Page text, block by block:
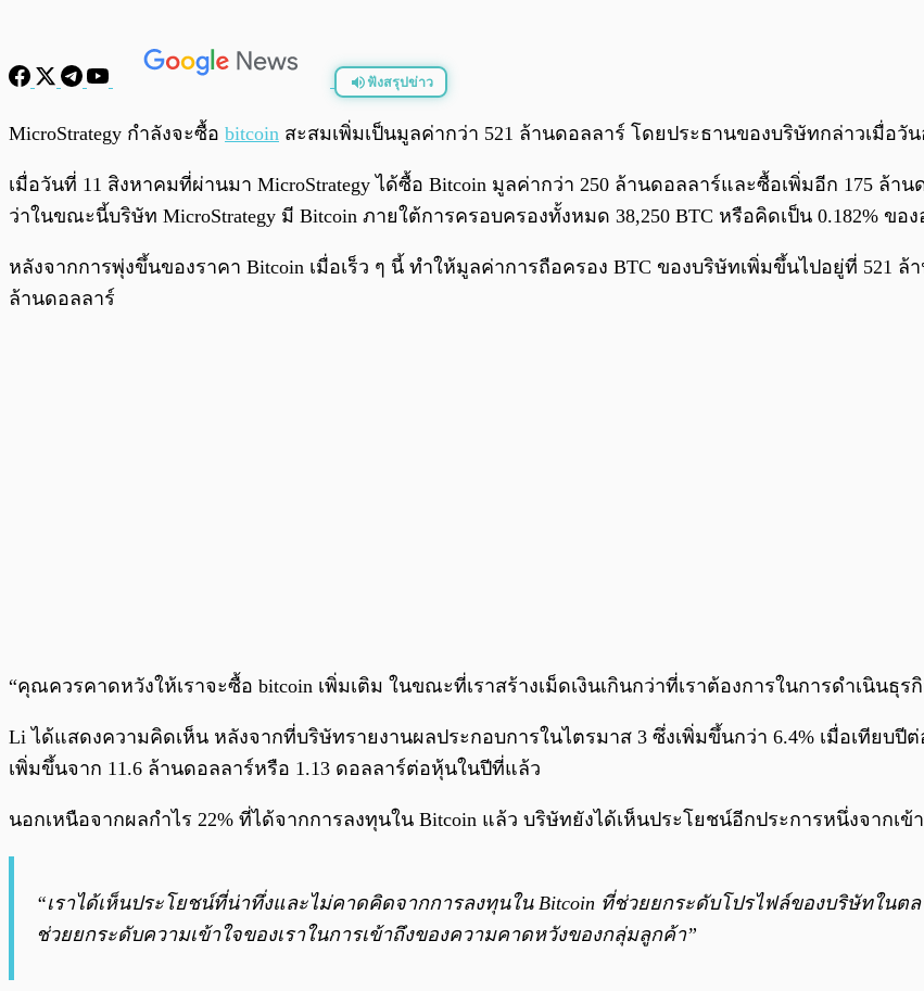
ฟังสรุปข่าว
MicroStrategy กำลังจะซื้อ bitcoin สะสมเพิ่มเป็นมูลค่ากว่า 521 ล้านดอลลาร์ โดยประธานของบริษัทกล่าวเมื่อวั
เมื่อวันที่ 11 สิงหาคมที่ผ่านมา MicroStrategy ได้ซื้อ Bitcoin มูลค่ากว่า 250 ล้านดอลลาร์และซื้อเพิ่มอีก 175 ล้าน
ว่าในขณะนี้บริษัท MicroStrategy มี Bitcoin ภายใต้การครอบครองทั้งหมด 38,250 BTC หรือคิดเป็น 0.182% ข
หลังจากการพุ่งขึ้นของราคา Bitcoin เมื่อเร็ว ๆ นี้ ทำให้มูลค่าการถือครอง BTC ของบริษัทเพิ่มขึ้นไปอยู่ที่ 521
ล้านดอลลาร์
“คุณควรคาดหวังให้เราจะซื้อ bitcoin เพิ่มเติม ในขณะที่เราสร้างเม็ดเงินเกินกว่าที่เราต้องการในการดำเนินธุร
Li ได้แสดงความคิดเห็น หลังจากที่บริษัทรายงานผลประกอบการในไตรมาส 3 ซึ่งเพิ่มขึ้นกว่า 6.4% เมื่อเทียบ
เพิ่มขึ้นจาก 11.6 ล้านดอลลาร์หรือ 1.13 ดอลลาร์ต่อหุ้นในปีที่แล้ว
นอกเหนือจากผลกำไร 22% ที่ได้จากการลงทุนใน Bitcoin แล้ว บริษัทยังได้เห็นประโยชน์อีกประการหนึ่งจากเ
“เราได้เห็นประโยชน์ที่น่าทึ่งและไม่คาดคิดจากการลงทุนใน Bitcoin ที่ช่วยยกระดับโปรไฟล์ของบริษัทใน
ช่วยยกระดับความเข้าใจของเราในการเข้าถึงของความคาดหวังของกลุ่มลูกค้า”